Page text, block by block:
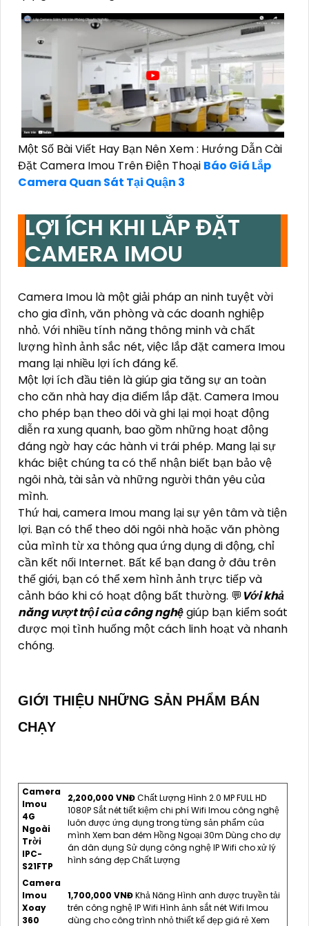
Một Số Bài Viết Hay Bạn Nên Xem : Hướng Dẫn Cài
Đặt Camera Imou Trên Điện Thoại Báo Giá Lắp
Camera Quan Sát Tại Quận 3
LỢI ÍCH KHI LẮP ĐẶT
CAMERA IMOU
Camera Imou là một giải pháp an ninh tuyệt vời
cho gia đình, văn phòng và các doanh nghiệp
nhỏ. Với nhiều tính năng thông minh và chất
lượng hình ảnh sắc nét, việc lắp đặt camera Imou
mang lại nhiều lợi ích đáng kể.
Một lợi ích đầu tiên là giúp gia tăng sự an toàn
cho căn nhà hay địa điểm lắp đặt. Camera Imou
cho phép bạn theo dõi và ghi lại mọi hoạt động
diễn ra xung quanh, bao gồm những hoạt động
đáng ngờ hay các hành vi trái phép. Mang lại sự
khác biệt chúng ta có thể nhận biết bạn bảo vệ
ngôi nhà, tài sản và những người thân yêu của
mình.
Thứ hai, camera Imou mang lại sự yên tâm và tiện
lợi. Bạn có thể theo dõi ngôi nhà hoặc văn phòng
của mình từ xa thông qua ứng dụng di động, chỉ
cần kết nối Internet. Bất kể bạn đang ở đâu trên
thế giới, bạn có thể xem hình ảnh trực tiếp và
cảnh báo khi có hoạt động bất thường. 💬 Với khả
năng vượt trội của công nghệgiúp bạn kiểm soát
được mọi tình huống một cách linh hoạt và nhanh
chóng.
GIỚI THIỆU NHỮNG SẢN PHẨM BÁN
CHẠY
Camera
Imou
4G
Ngoài
Trời
IPC-
S21FTP
2,200,000 VNĐChất Lượng Hình 2.0 MP FULL HD
1080P Sắt nét tiết kiệm chi phí Wifi Imou công nghệ
luôn được ứng dụng trong từng sản phẩm của
mình Xem ban đêm Hồng Ngoại 30m Dùng cho dự
án dân dụng Sử dụng công nghệ IP Wifi cho xử lý
hình sáng đẹp Chất Lượng
Camera
Imou
Xoay
360
1,700,000 VNĐKhả Năng Hình anh được truyền tải
trên công nghệ IP Wifi Hình ảnh sắt nét Wifi Imou
dùng cho công trình nhỏ thiết kế đẹp giá rẻ Xem